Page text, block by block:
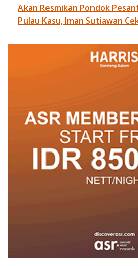
Akan Resmikan Pondok
Pulau Kasu, Iman Sutiawan